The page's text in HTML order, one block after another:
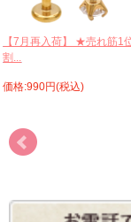
【7月再入荷】 ★売れ筋1
割...
価格:990円(税込)